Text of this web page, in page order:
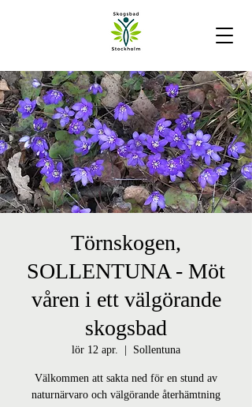
Törnskogen,
SOLLENTUNA - Möt
våren i ett välgörande
skogsbad
lör 12 apr. Sollentuna
Välkommen att sakta ned för en stund av
naturnärvaro och välgörande återhämtning